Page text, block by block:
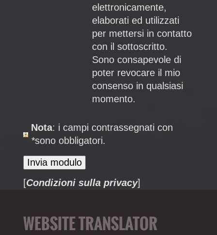
elettronicamente,
elaborati ed utilizzati
per mettersi in contatto
con il sottoscritto.
Sono consapevole di
poter revocare il mio
consenso in qualsiasi
momento.
Nota : i campi contrassegnati con
*sono obbligatori.
[Condizioni sulla privacy]
WEBSITE TRANSLATOR